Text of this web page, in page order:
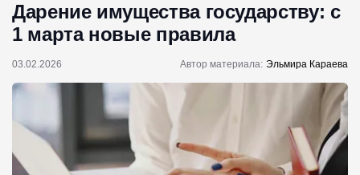
Дарение имущества государству: с
1 марта новые правила
03.02.2026 Автор материала: Эльмира Караева